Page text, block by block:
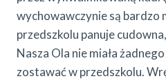
wychowawczynie są bardzo
przedszkolu panuje
Nasza Ola nie miała
zostawać w przedszkolu.